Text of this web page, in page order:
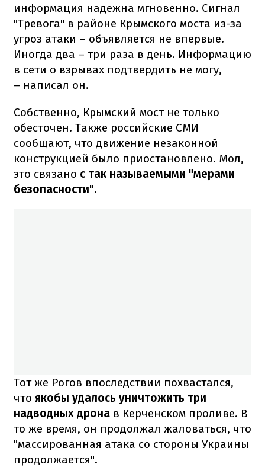
информация надежна мгновенно. Сигнал
"Тревога" в районе Крымского моста из-за
угроз атаки – объявляется не впервые.
Иногда два – три раза в день. Информацию
в сети о взрывах подтвердить не могу,
– написал он.
Собственно, Крымский мост не только
обесточен. Также российские СМИ
сообщают, что движение незаконной
конструкцией было приостановлено. Мол,
это связано с так называемыми "мерами
безопасности".
Тот же Рогов впоследствии похвастался,
что якобы удалось уничтожить три
надводных дрона в Керченском проливе. В
то же время, он продолжал жаловаться, что
"массированная атака со стороны Украины
продолжается".